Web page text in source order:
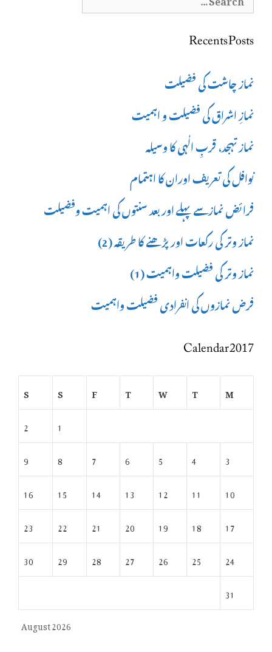
Recents Posts
نماز چاشت کی فضیلت
نمازِ اشراق کی فضیلت و اہمیت
نماز تہجد، قربِ الٰہی کا وسیلہ
نوافل کی تعریف اوران کا اہتمام
فرائض نمازسے پہلے اور بعد سنتوں کی اہمیت وفضیلت
نماز وتر کی رکعات اور پڑھنے کا طریقہ (2)
نماز وتر کی فضیلت واہمیت (1)
فرض نمازوں کی انفرادی فضیلت واہمیت
Calendar 2017
August 2026
M
T
W
T
F
S
S
1
2
3
4
5
6
7
8
9
10
11
12
13
14
15
16
17
18
19
20
21
22
23
24
25
26
27
28
29
30
31